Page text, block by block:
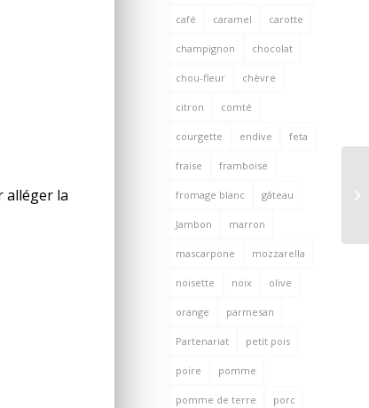
alléger la
café caramel carotte
champignon chocolat
chou-fleur chèvre
citron comté
courgette endive feta
fraise framboise
fromage blanc gâteau
Jambon marron
mascarpone mozzarella
noisette noix olive
orange parmesan
Partenariat petit pois
poire pomme
pomme de terre porc